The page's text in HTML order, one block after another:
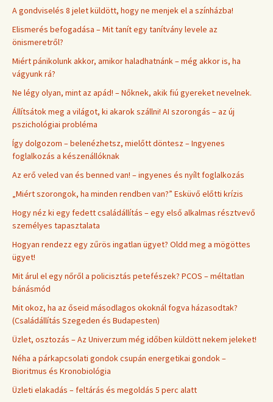
A gondviselés 8 jelet küldött, hogy ne menjek el a színházba!
Elismerés befogadása – Mit tanít egy tanítvány levele az
önismeretről?
Miért pánikolunk akkor, amikor haladhatnánk – még akkor is, ha
vágyunk rá?
Ne légy olyan, mint az apád! – Nőknek, akik fiú gyereket nevelnek.
Állítsátok meg a világot, ki akarok szállni! AI szorongás – az új
pszichológiai probléma
Így dolgozom – belenézhetsz, mielőtt döntesz – Ingyenes
foglalkozás a készenállóknak
Az erő veled van és benned van! – ingyenes és nyílt foglalkozás
„Miért szorongok, ha minden rendben van?” Esküvő előtti krízis
Hogy néz ki egy fedett családállítás – egy első alkalmas résztvevő
személyes tapasztalata
Hogyan rendezz egy zűrös ingatlan ügyet? Oldd meg a mögöttes
ügyet!
Mit árul el egy nőről a policisztás petefészek? PCOS – méltatlan
bánásmód
Mit okoz, ha az őseid másodlagos okoknál fogva házasodtak?
(Családállítás Szegeden és Budapesten)
Üzlet, osztozás – Az Univerzum még időben küldött nekem jeleket!
Néha a párkapcsolati gondok csupán energetikai gondok –
Bioritmus és Kronobiológia
Üzleti elakadás – feltárás és megoldás 5 perc alatt